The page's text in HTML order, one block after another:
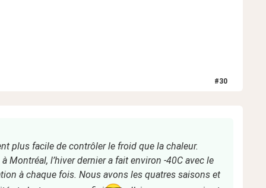
#30
plus facile de contrôler le froid que la chaleur.
l’hiver dernier a fait environ -40C avec le
à chaque fois. Nous avons les quatres saisons et